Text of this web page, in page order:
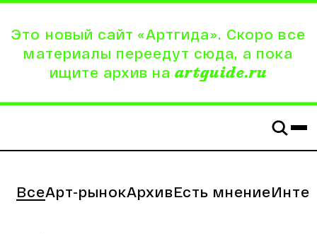
Это новый сайт «Артгида». Скоро все
материалы переедут сюда, а пока
ищите архив на artguide.ru
ВсеАрт-рынокАрхивЕсть мнение